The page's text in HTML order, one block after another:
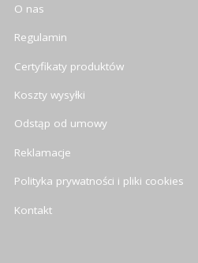
O nas
Regulamin
Certyfikaty produktów
Koszty wysyłki
Odstąp od umowy
Reklamacje
Polityka prywatności i pliki cookies
Kontakt